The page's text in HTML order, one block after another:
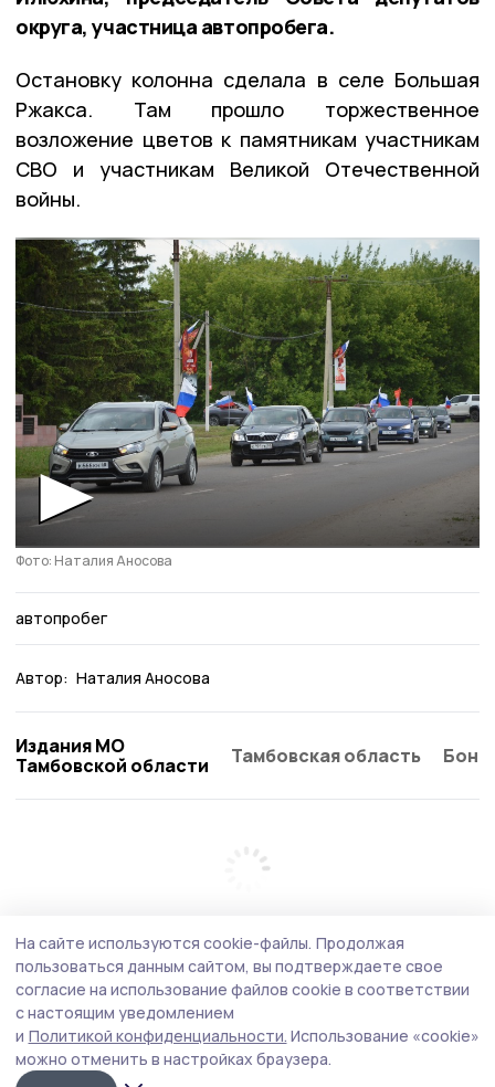
округа, участница автопробега.
Остановку колонна сделала в селе Большая
Ржакса. Там прошло торжественное
возложение цветов к памятникам участникам
СВО и участникам Великой Отечественной
войны.
Фото: Наталия Аносова
автопробег
Автор: Наталия Аносова
Издания МО
Тамбовской области
Тамбовская область
На сайте используются cookie-файлы. Продолжая
пользоваться данным сайтом, вы подтверждаете свое
согласие на использование файлов cookie в соответствии
с настоящим уведомлением
и Политикой конфиденциальности. Использование «cookie»
можно отменить в настройках браузера.